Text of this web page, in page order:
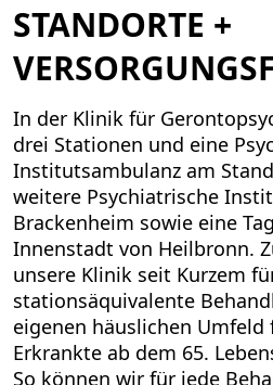
STANDORTE +
In der Klinik für
drei Stationen und eine
Institutsambulanz am
weitere Psychiatrische
Brackenheim sowie eine
Innenstadt von Heilbronn.
unsere Klinik seit Kurzem
stationsäquivalente
eigenen häuslichen Umfeld
Erkrankte ab dem 65.
So können wir für jede